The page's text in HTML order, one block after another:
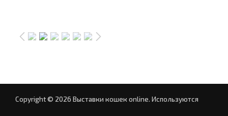
Copyright © 2026 Выставки кошек online. Используются